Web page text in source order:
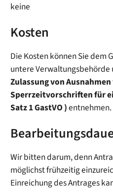
keine
Kosten
Die Kosten können Sie dem
untere
Zulassung von
Sperrzeitvorschriften für
Satz 1 GastVO )entnehmen.
Wir bitten darum, denn
möglichst frühzeitig
Einreichung des Antrages